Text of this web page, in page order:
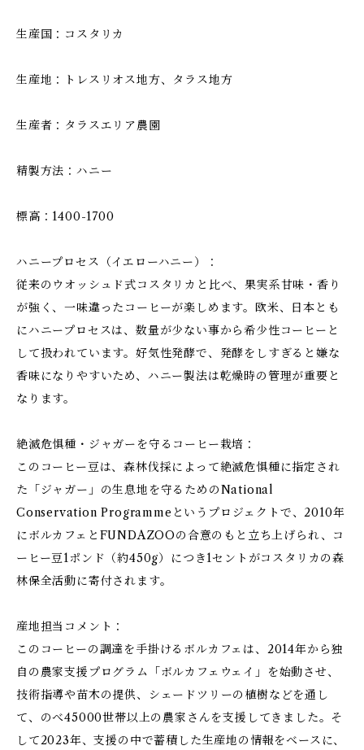
生産国：コスタリカ
生産地：トレスリオス地方、タラス地方
生産者：タラスエリア農園
精製方法：ハニー
標高：1400-1700
ハニープロセス（イエローハニー）：
従来のウオッシュド式コスタリカと比べ、果実系甘味・香り
が強く、一味違ったコーヒーが楽しめます。欧米、日本とも
にハニープロセスは、数量が少ない事から希少性コーヒーと
して扱われています。好気性発酵で、発酵をしすぎると嫌な
香味になりやすいため、ハニー製法は乾燥時の管理が重要と
なります。
絶滅危惧種・ジャガーを守るコーヒー栽培：
このコーヒー豆は、森林伐採によって絶滅危惧種に指定され
た「ジャガー」の生息地を守るためのNational
Conservation Programmeというプロジェクトで、2010年
にボルカフェとFUNDAZOOの合意のもと立ち上げられ、コ
ーヒー豆1ポンド（約450g）につき1セントがコスタリカの森
林保全活動に寄付されます。
産地担当コメント：
このコーヒーの調達を手掛けるボルカフェは、2014年から独
自の農家支援プログラム「ボルカフェウェイ」を始動させ、
技術指導や苗木の提供、シェードツリーの植樹などを通し
て、のべ45000世帯以上の農家さんを支援してきました。そ
して2023年、支援の中で蓄積した生産地の情報をベースに、